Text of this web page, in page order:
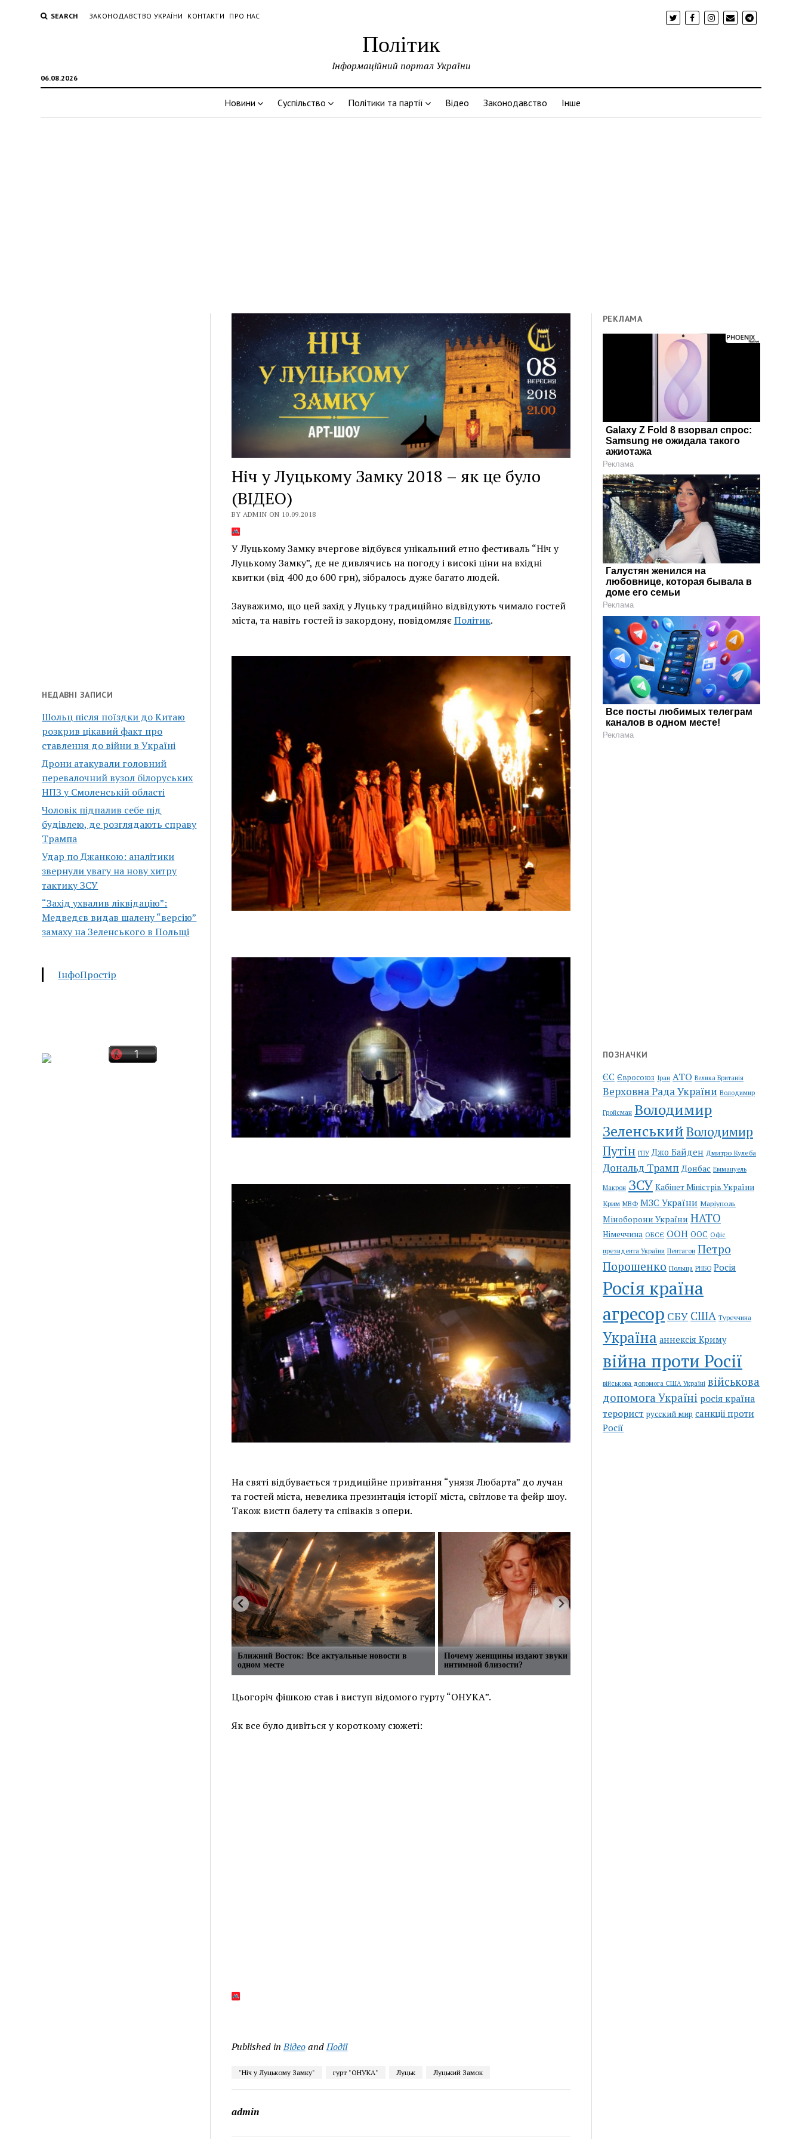
SEARCH ЗАКОНОДАВСТВО УКРАЇНИ КОНТАКТИ ПРО НАС
Політик
06.08.2026
Інформаційний портал України
Новини Суспільство Політики та партії Відео Законодавство Інше
НЕДАВНІ ЗАПИСИ
Шольц після поїздки до Китаю
розкрив цікавий факт про
ставлення до війни в Україні
Дрони атакували головний
перевалочний вузол білоруських
НПЗ у Смоленській області
Чоловік підпалив себе під
будівлею, де розглядають справу
Трампа
Удар по Джанкою: аналітики
звернули увагу на нову хитру
тактику ЗСУ
“Захід ухвалив ліквідацію”:
Медведєв видав шалену “версію”
замаху на Зеленського в Польщі
ІнфоПростір
Ніч у Луцькому Замку 2018 – як це було
(ВІДЕО)
BY ADMIN ON 10.09.2018
У Луцькому Замку вчергове відбувся унікальний етно фестиваль “Ніч у
Луцькому Замку”, де не дивлячись на погоду і високі ціни на вхідні
квитки (від 400 до 600 грн), зібралось дуже багато людей.
Зауважимо, що цей захід у Луцьку традиційно відвідують чимало гостей
міста, та навіть гостей із закордону, повідомляєПолітик.
На святі відбувається тридиційне привітання “унязя Любарта” до лучан
та гостей міста, невелика презинтація історії міста, світлове та фейр шоу.
Також вистп балету та співаків з опери.
Ближний Восток: Все актуальные новости в
одном месте
Почему женщины издают звуки во время
интимной близости?
Цьогоріч фішкою став і виступ відомого гурту “ОНУКА”.
Як все було дивіться у короткому сюжеті:
Published in ВідеоandПодії
"Ніч у Луцькому Замку" гурт "ОНУКА" Луцьк Луцький Замок
admin
РЕКЛАМА
Galaxy Z Fold 8 взорвал спрос:
Samsung не ожидала такого
ажиотажа
Реклама
Галустян женился на
любовнице, которая бывала в
доме его семьи
Реклама
Все посты любимых телеграм
каналов в одном месте!
Реклама
ПОЗНАЧКИ
ЄС Євросоюз Іран АТО Велика Британія
Верховна Рада України Володимир
Гройсман Володимир
ЗеленськийВолодимир
Путін ГПУ Джо Байден Дмитро Кулеба
Дональд Трамп Донбас Еммануель
Макрон ЗСУ Кабінет Міністрів України
Крим МВФ МЗС України Маріуполь
Міноборони України НАТО
Німеччина ОБСЄ ООН ООС Офіс
президента України Пентагон Петро
Порошенко Польща РНБО Росія
Росія країна
агресор СБУ США Туреччина
Україна аннексія Криму
війна проти Росії
військова допомога США Україні військова
допомога Україні росія країна
терорист русский мир санкціі проти
Росії